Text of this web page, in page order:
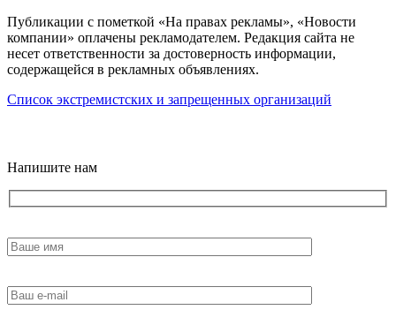
Публикации с пометкой «На правах рекламы», «Новости
компании» оплачены рекламодателем. Редакция сайта не
несет ответственности за достоверность информации,
содержащейся в рекламных объявлениях.
Список экстремистских и запрещенных организаций
Напишите нам